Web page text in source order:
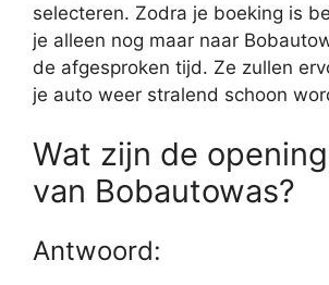
selecteren. Zodra je boeking is
je alleen nog maar naar
de afgesproken tijd. Ze zullen
je auto weer stralend schoon
Wat zijn de
van Bobautowas?
Antwoord: